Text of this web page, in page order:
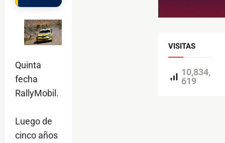
Quinta
fecha
RallyMobil.
Luego de
cinco años
VISITAS
10,834,
619